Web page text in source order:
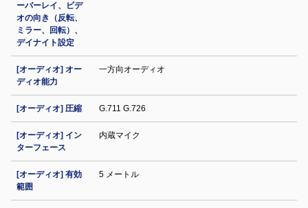
ーバーレイ、ビデ
オの向き（反転、
ミラー、回転）、
デイナイト設定
[オーディオ] オー
ディオ能力
一方向オーディオ
[オーディオ] 圧縮 G.711 G.726
[オーディオ] イン
ターフェース
内蔵マイク
[オーディオ] 有効
範囲
5 メートル